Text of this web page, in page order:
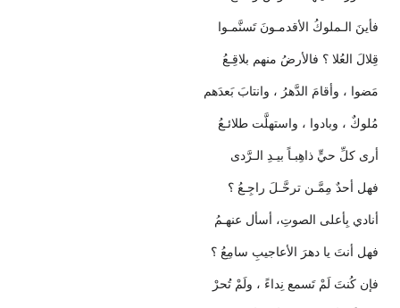
فأينَ الـملوكُ الأقدمـونَ تَسنَّمـوا
قِلالَ العُلا ؟ فالأرضُ منهم بلاقِـعُ
مَضوا ، وأقامَ الدَّهرُ ، وانتابَ بَعدَهم
مُلوكٌ ، وبادوا ، واستهلَّت طلائـعُ
أرى كلِّ حيٍّ ذاهِبـاً بيـدِ الـرَّدى
فهل أحدٌ مِمَّـن ترحَّـلَ راجِـعُ ؟
أنادي بِأعلى الصوتِ، أسأل عنهـمُ
فهل أنتَ يا دهرَ الأعاجيبِ سامِعُ ؟
فإن كُنتَ لَمْ تَسمع نِداءً ، ولَمْ تُحرْ